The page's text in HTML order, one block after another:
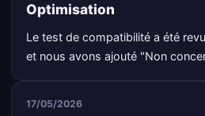
Optimisation
Le test de compatibilité a été
et nous avons ajouté "Non
17/05/2026